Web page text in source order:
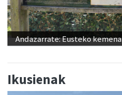
Andazarrate: Eusteko kemena
Ikusienak